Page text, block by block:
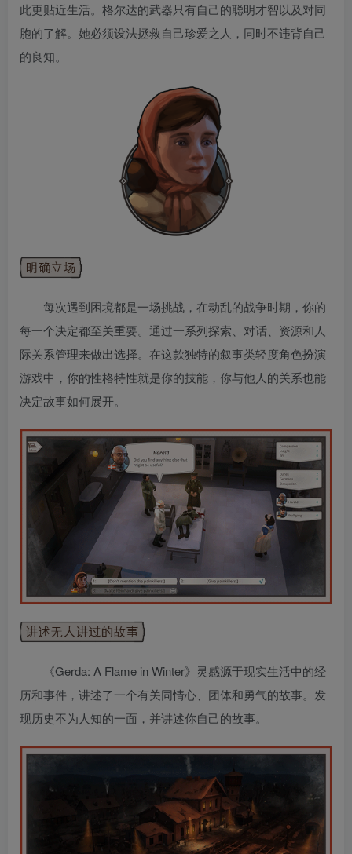
此更贴近生活。格尔达的武器只有自己的聪明才智以及对同
胞的了解。她必须设法拯救自己珍爱之人，同时不违背自己
的良知。
每次遇到困境都是一场挑战，在动乱的战争时期，你的
每一个决定都至关重要。通过一系列探索、对话、资源和人
际关系管理来做出选择。在这款独特的叙事类轻度角色扮演
游戏中，你的性格特性就是你的技能，你与他人的关系也能
决定故事如何展开。
《Gerda: A Flame in Winter》灵感源于现实生活中的经
历和事件，讲述了一个有关同情心、团体和勇气的故事。发
现历史不为人知的一面，并讲述你自己的故事。